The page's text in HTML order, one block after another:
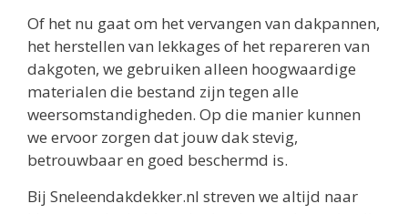
Of het nu gaat om het vervangen van dakpannen,
het herstellen van lekkages of het repareren van
dakgoten, we gebruiken alleen hoogwaardige
materialen die bestand zijn tegen alle
weersomstandigheden. Op die manier kunnen
we ervoor zorgen dat jouw dak stevig,
betrouwbaar en goed beschermd is.
Bij Sneleendakdekker.nl streven we altijd naar